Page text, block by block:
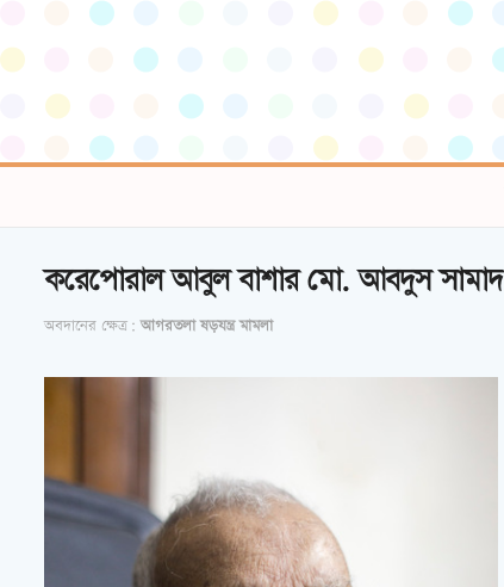
করেপোরাল আবুল বাশার মো. আবদুস সামাদ
অবদানের ক্ষেত্র: আগরতলা ষড়যন্ত্র মামলা